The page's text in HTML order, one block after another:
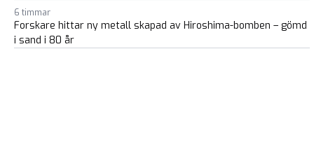
6 timmar
Forskare hittar ny metall skapad av Hiroshima-bomben – gömd
i sand i 80 år